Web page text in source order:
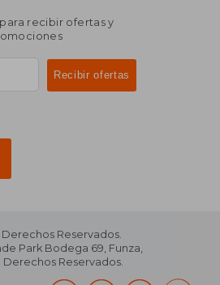
recibir ofertas y
Derechos Reservados.
Park Bodega 69, Funza,
. Derechos Reservados.